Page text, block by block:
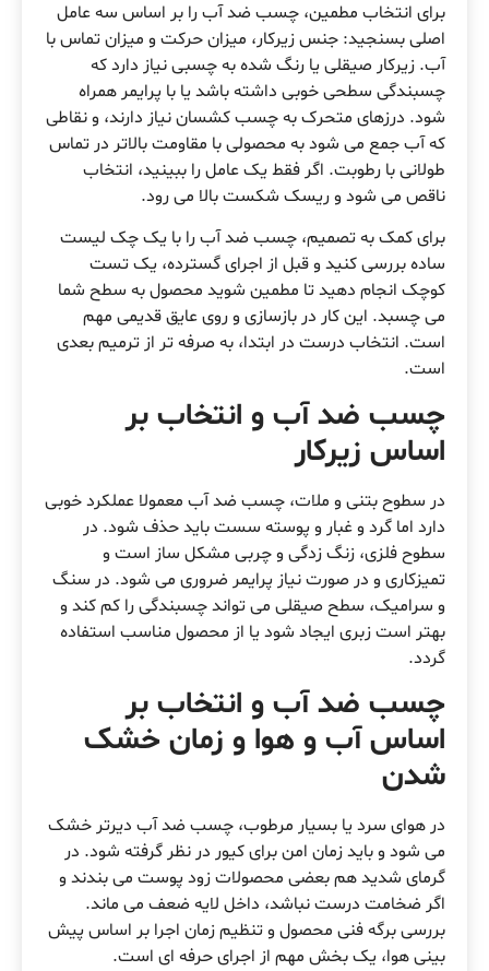
برای انتخاب مطمین، چسب ضد آب را بر اساس سه عامل
اصلی بسنجید: جنس زیرکار، میزان حرکت و میزان تماس با
آب. زیرکار صیقلی یا رنگ شده به چسبی نیاز دارد که
چسبندگی سطحی خوبی داشته باشد یا با پرایمر همراه
شود. درزهای متحرک به چسب کشسان نیاز دارند، و نقاطی
که آب جمع می شود به محصولی با مقاومت بالاتر در تماس
طولانی با رطوبت. اگر فقط یک عامل را ببینید، انتخاب
ناقص می شود و ریسک شکست بالا می رود.
برای کمک به تصمیم، چسب ضد آب را با یک چک لیست
ساده بررسی کنید و قبل از اجرای گسترده، یک تست
کوچک انجام دهید تا مطمین شوید محصول به سطح شما
می چسبد. این کار در بازسازی و روی عایق قدیمی مهم
است. انتخاب درست در ابتدا، به صرفه تر از ترمیم بعدی
است.
چسب ضد آب و انتخاب بر
اساس زیرکار
در سطوح بتنی و ملات، چسب ضد آب معمولا عملکرد خوبی
دارد اما گرد و غبار و پوسته سست باید حذف شود. در
سطوح فلزی، زنگ زدگی و چربی مشکل ساز است و
تمیزکاری و در صورت نیاز پرایمر ضروری می شود. در سنگ
و سرامیک، سطح صیقلی می تواند چسبندگی را کم کند و
بهتر است زبری ایجاد شود یا از محصول مناسب استفاده
گردد.
چسب ضد آب و انتخاب بر
اساس آب و هوا و زمان خشک
شدن
در هوای سرد یا بسیار مرطوب، چسب ضد آب دیرتر خشک
می شود و باید زمان امن برای کیور در نظر گرفته شود. در
گرمای شدید هم بعضی محصولات زود پوست می بندند و
اگر ضخامت درست نباشد، داخل لایه ضعف می ماند.
بررسی برگه فنی محصول و تنظیم زمان اجرا بر اساس پیش
بینی هوا، یک بخش مهم از اجرای حرفه ای است.